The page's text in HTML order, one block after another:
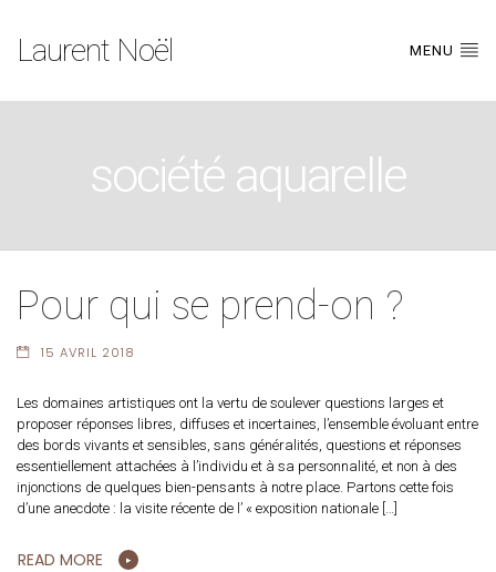
Laurent Noël MENU
société aquarelle
Pour qui se prend-on ?
15 AVRIL 2018
Les domaines artistiques ont la vertu de soulever questions larges et
proposer réponses libres, diffuses et incertaines, l’ensemble évoluant entre
des bords vivants et sensibles, sans généralités, questions et réponses
essentiellement attachées à l’individu et à sa personnalité, et non à des
injonctions de quelques bien-pensants à notre place. Partons cette fois
d’une anecdote : la visite récente de l’ « exposition nationale […]
READ MORE